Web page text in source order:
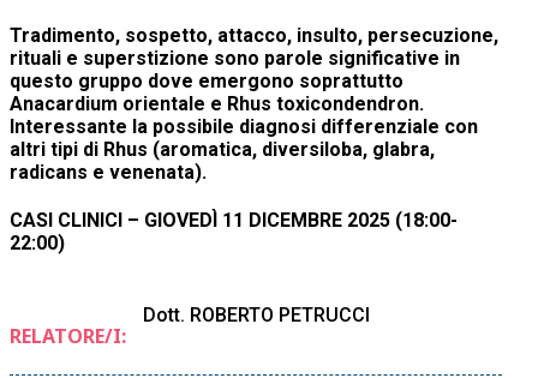
Tradimento, sospetto, attacco, insulto, persecuzione,
rituali e superstizione sono parole significative in
questo gruppo dove emergono soprattutto
Anacardium orientale e Rhus toxicondendron.
Interessante la possibile diagnosi differenziale con
altri tipi di Rhus (aromatica, diversiloba, glabra,
radicans e venenata).
CASI CLINICI – GIOVEDÌ 11 DICEMBRE 2025 (18:00-
22:00)
RELATORE/I:
Dott. ROBERTO PETRUCCI